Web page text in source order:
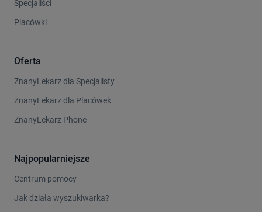
Specjaliści
Placówki
Oferta
ZnanyLekarz dla Specjalisty
ZnanyLekarz dla Placówek
ZnanyLekarz Phone
Najpopularniejsze
Centrum pomocy
Jak działa wyszukiwarka?